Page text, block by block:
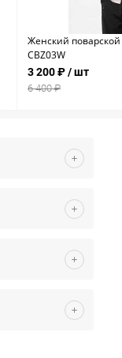
Женский
CBZ03W
3 200 ₽/ шт
6 400 ₽